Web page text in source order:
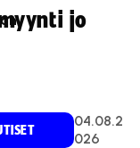
jo
04.08.2
026